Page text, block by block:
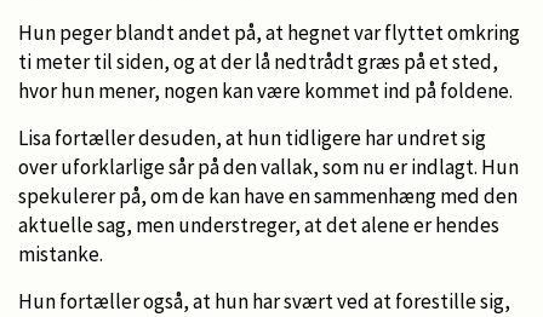
Hun peger blandt andet på, at hegnet var flyttet omkring
ti meter til siden, og at der lå nedtrådt græs på et sted,
hvor hun mener, nogen kan være kommet ind på foldene.
Lisa fortæller desuden, at hun tidligere har undret sig
over uforklarlige sår på den vallak, som nu er indlagt. Hun
spekulerer på, om de kan have en sammenhæng med den
aktuelle sag, men understreger, at det alene er hendes
mistanke.
Hun fortæller også, at hun har svært ved at forestille sig,